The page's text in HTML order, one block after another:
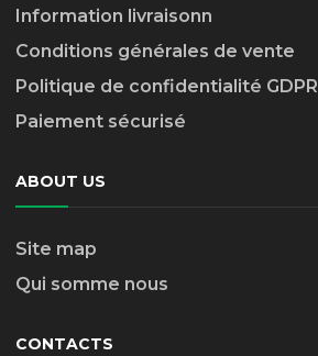
Information livraisonn
Conditions générales de vente
Politique de confidentialité GDPR
Paiement sécurisé
ABOUT US
Site map
Qui somme nous
CONTACTS